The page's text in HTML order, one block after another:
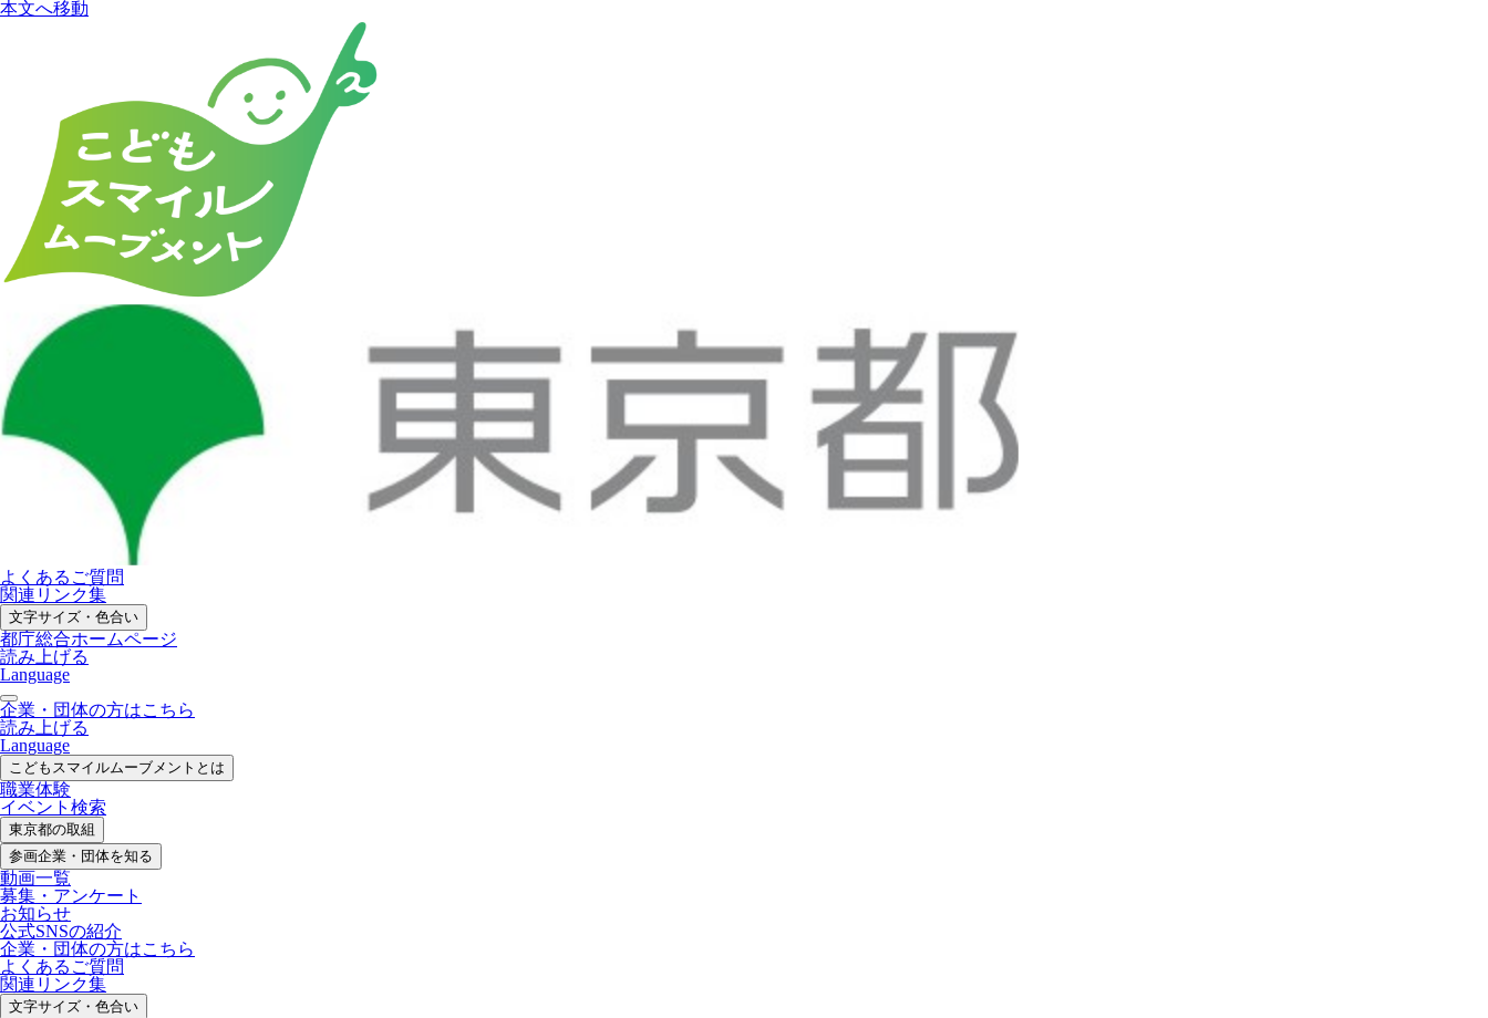
本文へ移動
よくあるご質問
関連リンク集
文字サイズ・色合い
都庁総合ホームページ
読み上げる
Language
企業・団体の方はこちら
読み上げる
Language
こどもスマイルムーブメントとは
職業体験
イベント検索
東京都の取組
参画企業・ 団体を知る
動画一覧
募集・ アンケート
お知らせ
公式SNSの紹介
企業・団体の方はこちら
よくあるご質問
関連リンク集
文字サイズ・色合い